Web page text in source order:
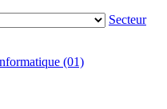
Secteur
(01)